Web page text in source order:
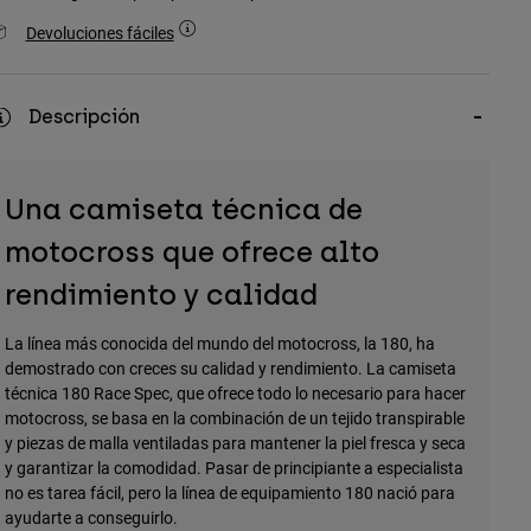
Devoluciones fáciles
Descripción
Una camiseta técnica de
motocross que ofrece alto
rendimiento y calidad
La línea más conocida del mundo del motocross, la 180, ha
demostrado con creces su calidad y rendimiento. La camiseta
técnica 180 Race Spec, que ofrece todo lo necesario para hacer
motocross, se basa en la combinación de un tejido transpirable
y piezas de malla ventiladas para mantener la piel fresca y seca
y garantizar la comodidad. Pasar de principiante a especialista
no es tarea fácil, pero la línea de equipamiento 180 nació para
ayudarte a conseguirlo.